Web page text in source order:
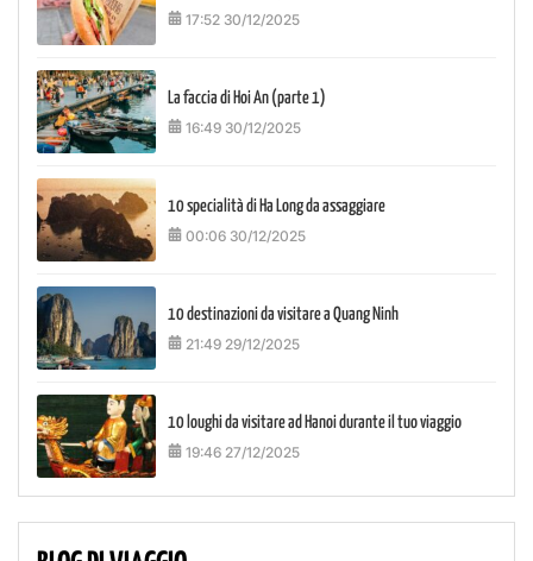
17:52 30/12/2025
La faccia di Hoi An (parte 1)
16:49 30/12/2025
10 specialità di Ha Long da assaggiare
00:06 30/12/2025
10 destinazioni da visitare a Quang Ninh
21:49 29/12/2025
10 loughi da visitare ad Hanoi durante il tuo viaggio
19:46 27/12/2025